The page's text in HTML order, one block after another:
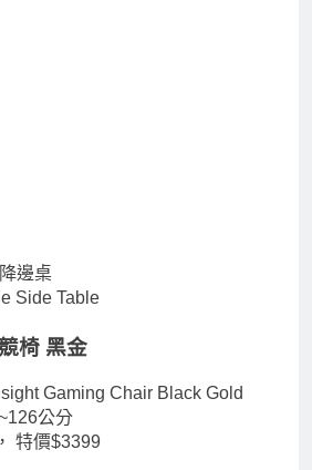
邊桌
Side Table
椅 黑金
Gaming Chair Black Gold
公分
特價$3399